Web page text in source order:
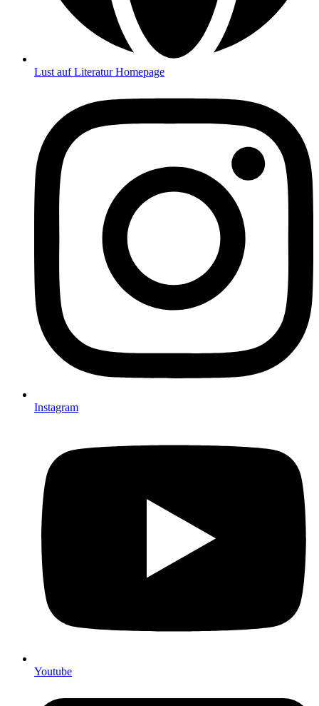
Lust auf Literatur Homepage
Instagram
Youtube